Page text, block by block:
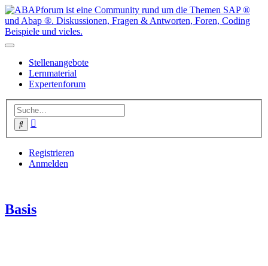
Stellenangebote
Lernmaterial
Expertenforum
Suche
Registrieren
Anmelden
Basis